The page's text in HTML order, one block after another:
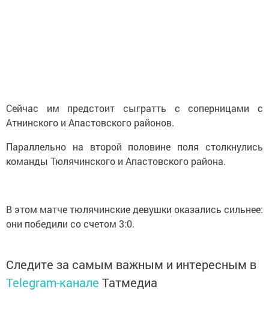
Сейчас им предстоит сыгратть с соперницами с
Атнинского и Апастовского районов.
Параллельно на второй половине поля столкнулись
команды Тюлячинского и Апастовского района.
В этом матче тюлячинские девушки оказались сильнее:
они победили со счетом 3:0.
Следите за самым важным и интересным в
Telegram-канале Татмедиа